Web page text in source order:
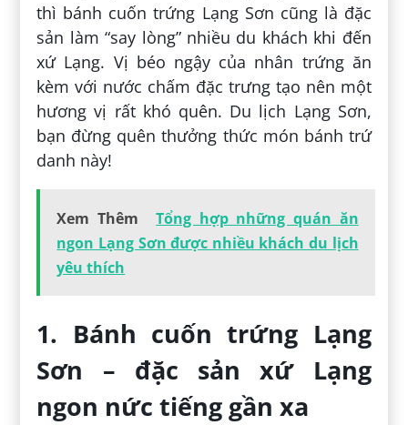
thì bánh cuốn trứng Lạng Sơn cũng là đặc
sản làm “say lòng” nhiều du khách khi đến
xứ Lạng. Vị béo ngậy của nhân trứng ăn
kèm với nước chấm đặc trưng tạo nên một
hương vị rất khó quên. Du lịch Lạng Sơn,
bạn đừng quên thưởng thức món bánh trứ
danh này!
Xem Thêm
Tổng hợp những quán ăn
ngon Lạng Sơn được nhiều khách du lịch
yêu thích
1. Bánh cuốn trứng Lạng
Sơn – đặc sản xứ Lạng
ngon nức tiếng gần xa